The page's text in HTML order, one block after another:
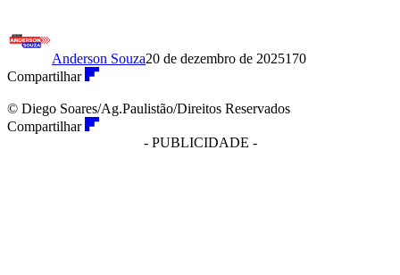
Anderson Souza20 de dezembro de 2025170
Compartilhar
© Diego Soares/Ag.Paulistão/Direitos Reservados
Compartilhar
- PUBLICIDADE -